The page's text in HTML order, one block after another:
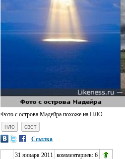
Фото с острова Мадейра похоже на НЛО
нло
свет
Ссылка
31 января 2011 комментариев: 6